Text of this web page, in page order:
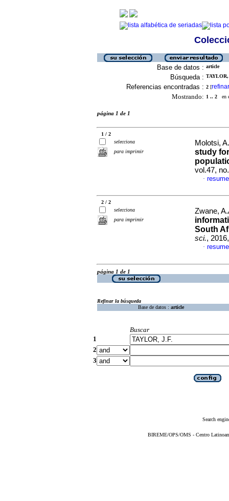
Base de datos : article
Búsqueda :
Referencias encontradas : 2 [refinar
Mostrando: 1 .. 2 en
página 1 de 1
1 / 2
selecciona
para imprimir
Molotsi,
study
vol.47,
·
2 / 2
selecciona
para imprimir
Zwane,
South
sci.,
·
página 1 de 1
Refinar la búsqueda
Base de datos : article
Buscar
1
2
3
Search
BIREME/OPS/OMS - Centro